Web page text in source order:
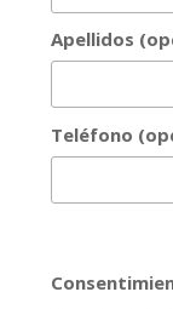
Apellidos
Teléfono